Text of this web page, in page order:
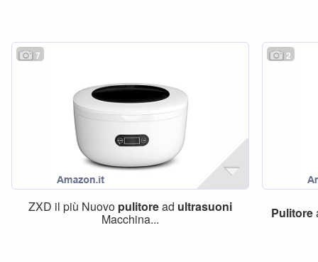
7
ZXD il più Nuovo pulitoread ultrasuoni
Macchina...
2
Pulitore